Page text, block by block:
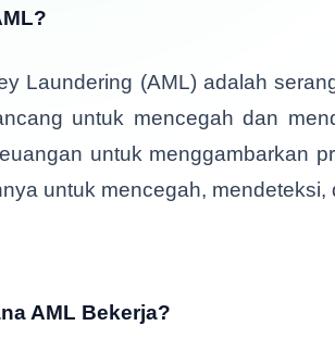
Laundering (AML) adalah
untuk mencegah dan
untuk menggambarkan
untuk mencegah,
AML Bekerja?